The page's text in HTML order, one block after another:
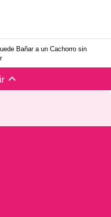
Bañar a un Cachorro sin